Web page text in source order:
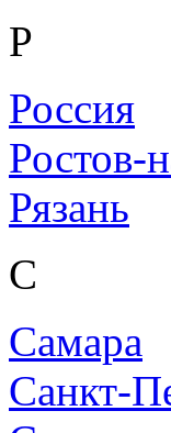
Р
Россия
Ростов-
Рязань
С
Самара
Санкт-